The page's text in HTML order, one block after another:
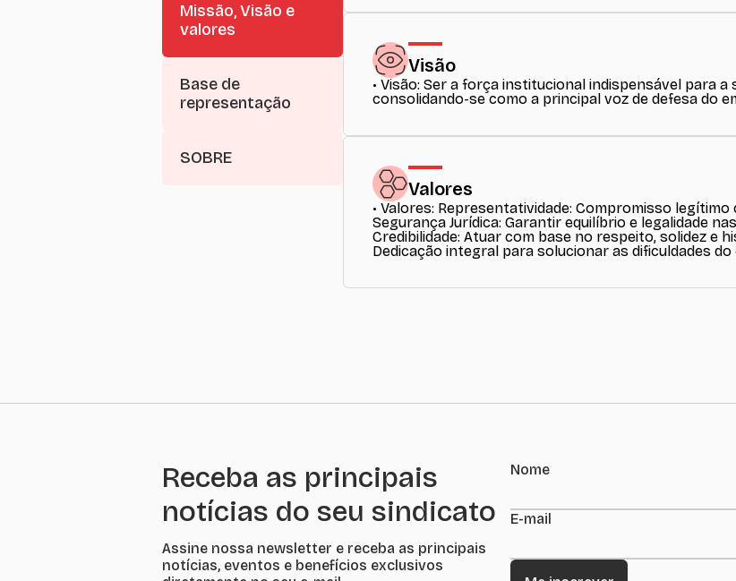
Missão, Visão e
valores
Base de
representação
SOBRE
Visão
• Visão: Ser a força institucional indispensável para
consolidando-se como a principal voz de defesa do
Valores
• Valores: ​Representatividade: Compromisso
Segurança Jurídica: Garantir equilíbrio e legalidade
Credibilidade: Atuar com base no respeito, solidez e
Dedicação integral para solucionar as dificuldades do
Receba as principais
notícias do seu sindicato
Assine nossa newsletter e receba as principais
notícias, eventos e benefícios exclusivos
Nome
E-mail